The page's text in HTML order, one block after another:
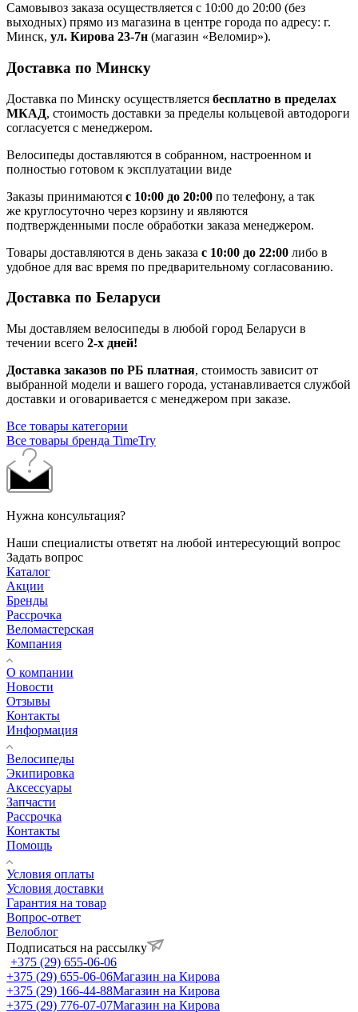
Самовывоз заказа осуществляется с 10:00 до 20:00 (без
выходных) прямо из магазина в центре города по адресу: г.
Минск, ул. Кирова 23-7н (магазин «Веломир»).
Доставка по Минску
Доставка по Минску осуществляется бесплатно в пределах
МКАД, стоимость доставки за пределы кольцевой автодороги
согласуется с менеджером.
Велосипеды доставляются в собранном, настроенном и
полностью готовом к эксплуатации виде
Заказы принимаются с 10:00 до 20:00 по телефону, а так
же круглосуточно через корзину и являются
подтвержденными после обработки заказа менеджером.
Товары доставляются в день заказа с 10:00 до 22:00 либо в
удобное для вас время по предварительному согласованию.
Доставка по Беларуси
Мы доставляем велосипеды в любой город Беларуси в
течении всего 2-х дней!
Доставка заказов по РБ платная, стоимость зависит от
выбранной модели и вашего города, устанавливается службой
доставки и оговаривается с менеджером при заказе.
Все товары категории
Все товары бренда TimeTry
Нужна консультация?
Наши специалисты ответят на любой интересующий вопрос
Задать вопрос
Каталог
Акции
Бренды
Рассрочка
Веломастерская
Компания
О компании
Новости
Отзывы
Контакты
Информация
Велосипеды
Экипировка
Аксессуары
Запчасти
Рассрочка
Контакты
Помощь
Условия оплаты
Условия доставки
Гарантия на товар
Вопрос-ответ
Велоблог
Подписаться на рассылку
+375 (29) 655-06-06
+375 (29) 655-06-06Магазин на Кирова
+375 (29) 166-44-88Магазин на Кирова
+375 (29) 776-07-07Магазин на Кирова